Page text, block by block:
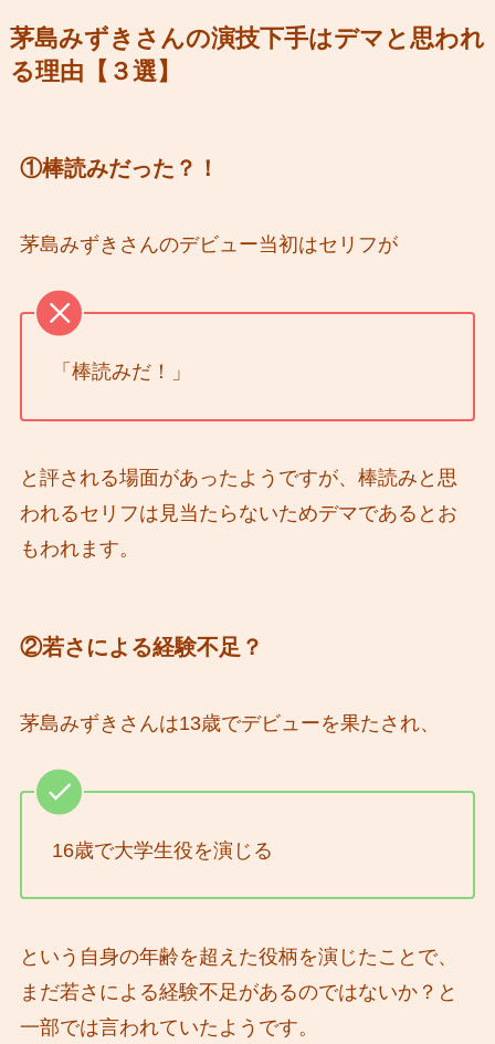
茅島みずきさんの演技下手はデマと思われ
る理由【３選】
①棒読みだった？！
茅島みずきさんのデビュー当初はセリフが
「棒読みだ！」
と評される場面があったようですが、棒読みと思
われるセリフは見当たらないためデマであるとお
もわれます。
②若さによる経験不足？
茅島みずきさんは13歳でデビューを果たされ、
16歳で大学生役を演じる
という自身の年齢を超えた役柄を演じたことで、
まだ若さによる経験不足があるのではないか？と
一部では言われていたようです。